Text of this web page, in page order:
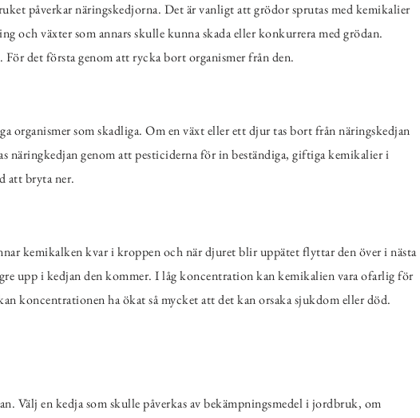
påverkar näringskedjorna. Det är vanligt att grödor sprutas med kemikalier
och växter som annars skulle kunna skada eller konkurrera med grödan.
det första genom att rycka bort organismer från den.
organismer som skadliga. Om en växt eller ett djur tas bort från näringskedjan
näringkedjan genom att pesticiderna för in beständiga, giftiga kemikalier i
att bryta ner.
kemikalken kvar i kroppen och när djuret blir uppätet flyttar den över i nästa
upp i kedjan den kommer. I låg koncentration kan kemikalien vara ofarlig för
koncentrationen ha ökat så mycket att det kan orsaka sjukdom eller död.
Välj en kedja som skulle påverkas av bekämpningsmedel i jordbruk, om